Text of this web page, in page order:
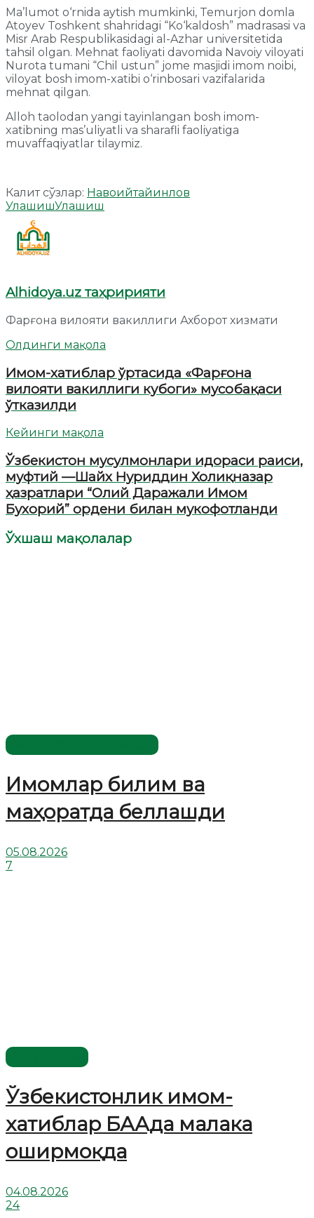
Ma’lumot o‘rnida aytish mumkinki, Temurjon domla
Atoyev Toshkent shahridagi “Ko‘kaldosh” madrasasi va
Misr Arab Respublikasidagi al-Azhar universitetida
tahsil olgan. Mehnat faoliyati davomida Navoiy viloyati
Nurota tumani “Chil ustun” jome masjidi imom noibi,
viloyat bosh imom-xatibi o‘rinbosari vazifalarida
mehnat qilgan.
Alloh taolodan yangi tayinlangan bosh imom-
xatibning mas’uliyatli va sharafli faoliyatiga
muvaffaqiyatlar tilaymiz.
Калит сўзлар: Навоийтайинлов
УлашишУлашиш
Alhidoya.uz таҳририяти
Фарғона вилояти вакиллиги Ахборот хизмати
Олдинги мақола
Имом-хатиблар ўртасида «Фарғона
вилояти вакиллиги кубоги» мусобақаси
ўтказилди
Кейинги мақола
Ўзбекистон мусулмонлари идораси раиси,
муфтий —Шайх Нуриддин Холиқназар
ҳазратлари “Олий Даражали Имом
Бухорий” ордени билан мукофотланди
Ўхшаш мақолалар
Имомлар билим ва
маҳоратда беллашди
05.08.2026
7
Ўзбекистонлик имом-
хатиблар БААда малака
оширмоқда
04.08.2026
24